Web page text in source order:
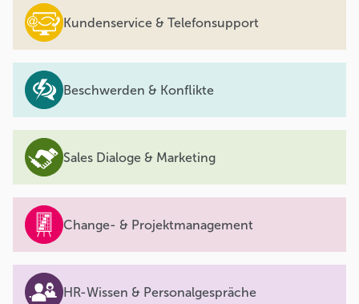
Kundenservice & Telefonsupport
Beschwerden & Konflikte
Sales Dialoge & Marketing
Change- & Projektmanagement
HR-Wissen & Personalgespräche